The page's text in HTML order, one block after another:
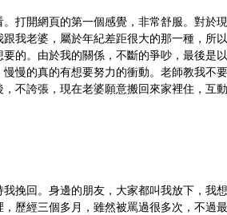
打開網頁的第一個感覺，非常舒服。對於
我老婆，屬於年紀差距很大的那一種，所
的。由於我的關係，不斷的爭吵，最後是
慢的真的有想要努力的衝動。老師教我不
不誇張，現在老婆願意搬回來家裡住，互動
挽回。身邊的朋友，大家都叫我放下，我
歷經三個多月，雖然被罵過很多次，不過